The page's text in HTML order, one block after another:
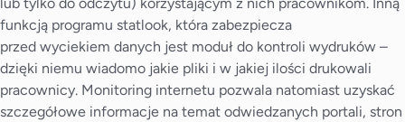
funkcją programu statlook, która zabezpiecza
przed wyciekiem danych jest moduł do kontroli wydruków –
dzięki niemu wiadomo jakie pliki i w jakiej ilości drukowali
pracownicy. Monitoring internetu pozwala natomiast uzyskać
szczegółowe informacje na temat odwiedzanych portali, stron